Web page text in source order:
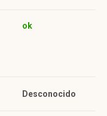
ok
Desconocido